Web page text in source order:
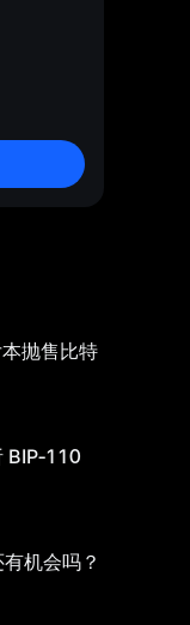
抛售比特
BIP‑110
机会吗？